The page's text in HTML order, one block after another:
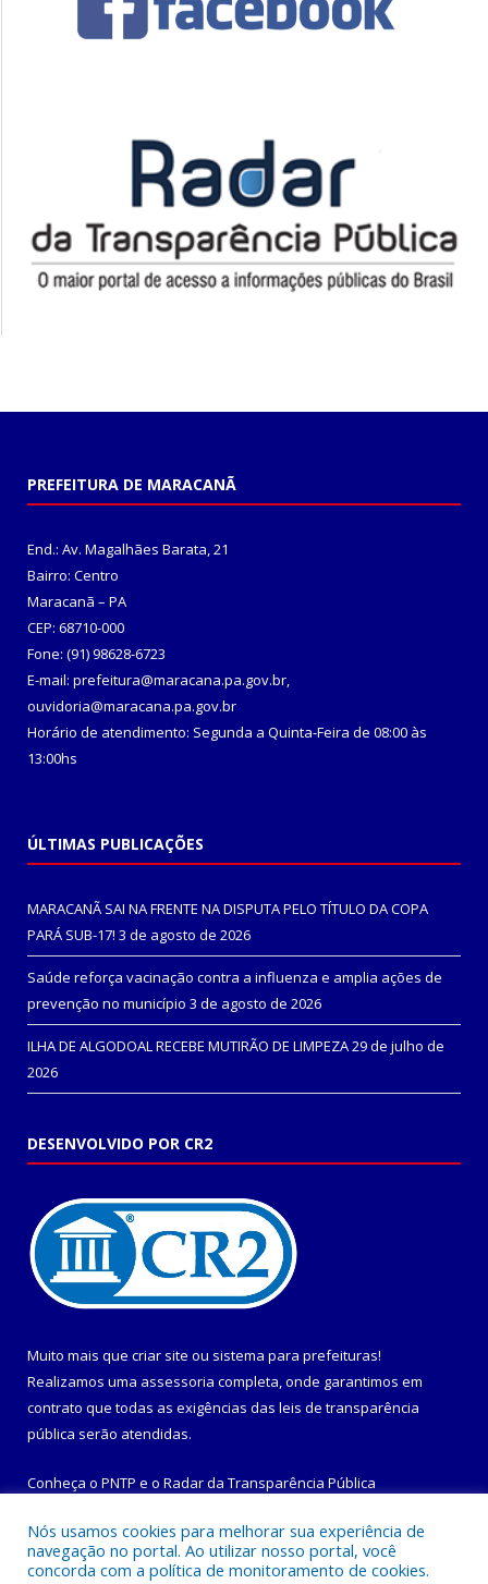
PREFEITURA DE MARACANÃ
End.: Av. Magalhães Barata, 21
Bairro: Centro
Maracanã – PA
CEP: 68710-000
Fone: (91) 98628-6723
E-mail: prefeitura@maracana.pa.gov.br,
ouvidoria@maracana.pa.gov.br
Horário de atendimento: Segunda a Quinta-Feira de 08:00 às
13:00hs
ÚLTIMAS PUBLICAÇÕES
MARACANÃ SAI NA FRENTE NA DISPUTA PELO TÍTULO DA COPA
PARÁ SUB-17! 3 de agosto de 2026
Saúde reforça vacinação contra a influenza e amplia ações de
prevenção no município 3 de agosto de 2026
ILHA DE ALGODOAL RECEBE MUTIRÃO DE LIMPEZA29 de julho de
2026
DESENVOLVIDO POR CR2
Muito mais que criar site ou sistema para prefeituras!
Realizamos uma assessoria completa, onde garantimos em
contrato que todas as exigências das leis de transparência
pública serão atendidas.
Conheça o PNTP e o Radar da Transparência Pública
Nós usamos cookies para melhorar sua experiência de
navegação no portal. Ao utilizar nosso portal, você
concorda com a política de monitoramento de cookies.